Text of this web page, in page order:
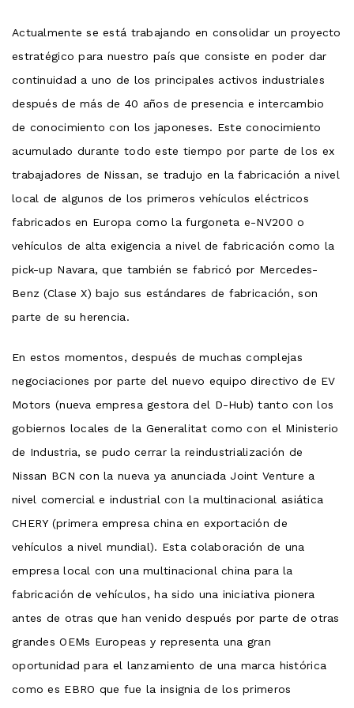
Actualmente se está trabajando en consolidar un proyecto
estratégico para nuestro país que consiste en poder dar
continuidad a uno de los principales activos industriales
después de más de 40 años de presencia e intercambio
de conocimiento con los japoneses. Este conocimiento
acumulado durante todo este tiempo por parte de los ex
trabajadores de Nissan, se tradujo en la fabricación a nivel
local de algunos de los primeros vehículos eléctricos
fabricados en Europa como la furgoneta e-NV200 o
vehículos de alta exigencia a nivel de fabricación como la
pick-up Navara, que también se fabricó por Mercedes-
Benz (Clase X) bajo sus estándares de fabricación, son
parte de su herencia.
En estos momentos, después de muchas complejas
negociaciones por parte del nuevo equipo directivo de EV
Motors (nueva empresa gestora del D-Hub) tanto con los
gobiernos locales de la Generalitat como con el Ministerio
de Industria, se pudo cerrar la reindustrialización de
Nissan BCN con la nueva ya anunciada Joint Venture a
nivel comercial e industrial con la multinacional asiática
CHERY (primera empresa china en exportación de
vehículos a nivel mundial). Esta colaboración de una
empresa local con una multinacional china para la
fabricación de vehículos, ha sido una iniciativa pionera
antes de otras que han venido después por parte de otras
grandes OEMs Europeas y representa una gran
oportunidad para el lanzamiento de una marca histórica
como es EBRO que fue la insignia de los primeros